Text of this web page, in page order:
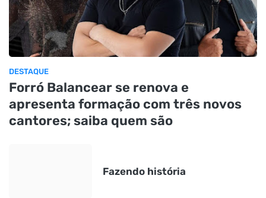
DESTAQUE
Forró Balancear se renova e
apresenta formação com três novos
cantores; saiba quem são
Fazendo história